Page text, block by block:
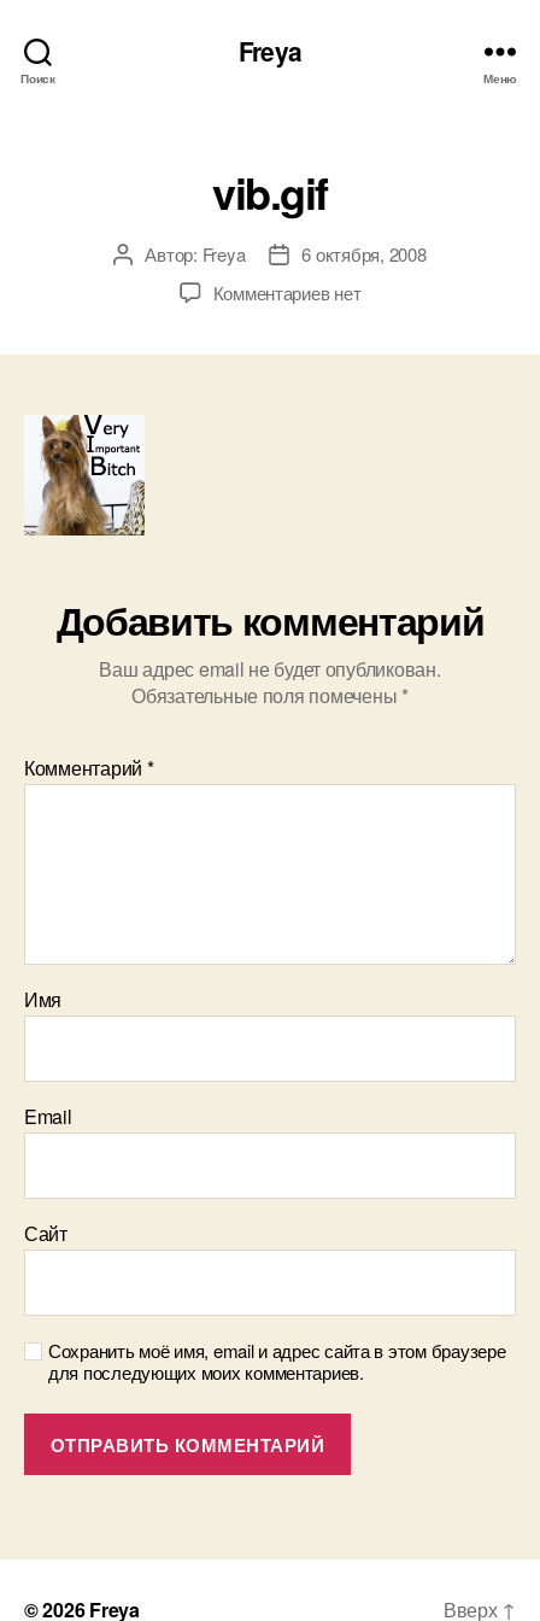
Поиск
Freya
Меню
vib.gif
АвторАвтор: Freya
Дата6 октября, 2008
Комментариевк
нет
Добавить комментарий
Ваш адрес email не будет опубликован.
Обязательные поля помечены *
Комментарий *
Имя
Email
Сайт
Сохранить моё имя, email и адрес сайта в этом браузере
для последующих моих комментариев.
© 2026Freya Вверх ↑